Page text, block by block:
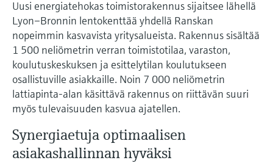
Uusi energiatehokas toimistorakennus sijaitsee lähellä
Lyon–Bronnin lentokenttää yhdellä Ranskan
nopeimmin kasvavista yritysalueista. Rakennus sisältää
1 500 neliömetrin verran toimistotilaa, varaston,
koulutuskeskuksen ja esittelytilan koulutukseen
osallistuville asiakkaille. Noin 7 000 neliömetrin
lattiapinta-alan käsittävä rakennus on riittävän suuri
myös tulevaisuuden kasvua ajatellen.
Synergiaetuja optimaalisen
asiakashallinnan hyväksi